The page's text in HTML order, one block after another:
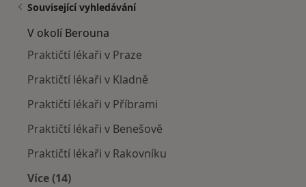
Související vyhledávání
V okolí Berouna
Praktičtí lékaři v Praze
Praktičtí lékaři v Kladně
Praktičtí lékaři v Příbrami
Praktičtí lékaři v Benešově
Praktičtí lékaři v Rakovníku
Více (14)